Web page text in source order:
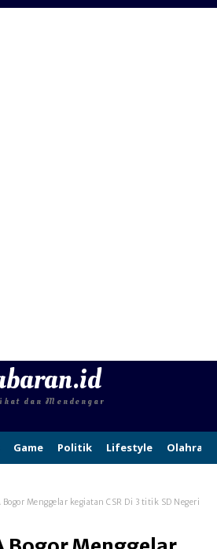
dan Mendengar
Game Politik Lifestyle Olahraga
Bogor Menggelar kegiatan CSR Di 3 titik SD Negeri